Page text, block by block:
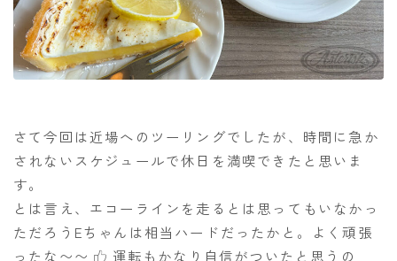
さて今回は近場へのツーリングでしたが、時間に急か
されないスケジュールで休日を満喫できたと思いま
す。
とは言え、エコーラインを走るとは思ってもいなかっ
ただろうEちゃんは相当ハードだったかと。よく頑張
ったな〜〜
運転もかなり自信がついたと思うの